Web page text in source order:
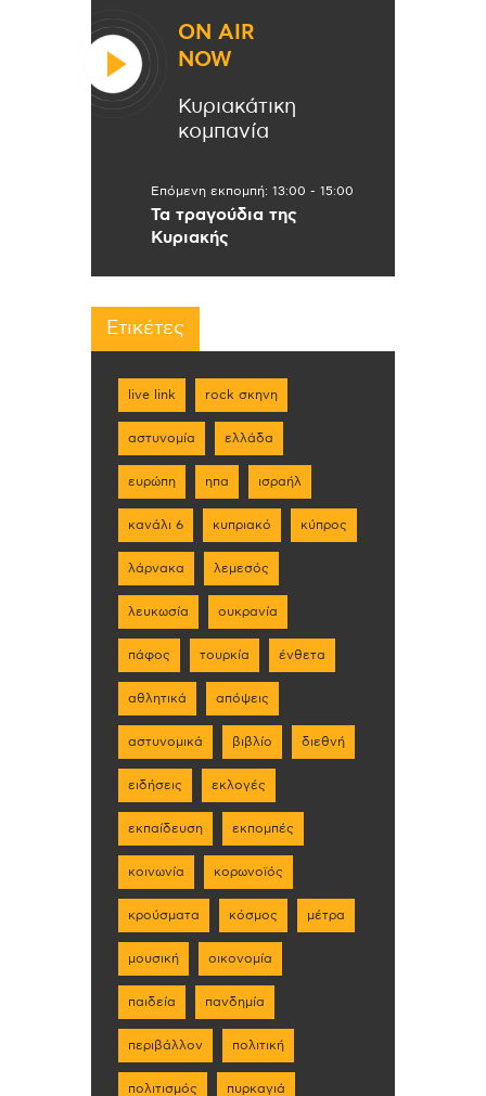
ON AIR
NOW
Κυριακάτικη
κομπανία
Επόμενη εκπομπή: 13:00 - 15:00
Τα τραγούδια της
Κυριακής
Ετικέτες
live link rock σκηνη
αστυνομία ελλάδα
ευρώπη ηπα ισραήλ
κανάλι 6 κυπριακό κύπρος
λάρνακα λεμεσός
λευκωσία ουκρανία
πάφος τουρκία ένθετα
αθλητικά απόψεις
αστυνομικά βιβλίο διεθνή
ειδήσεις εκλογές
εκπαίδευση εκπομπές
κοινωνία κορωνοϊός
κρούσματα κόσμος μέτρα
μουσική οικονομία
παιδεία πανδημία
περιβάλλον πολιτική
πολιτισμός πυρκαγιά